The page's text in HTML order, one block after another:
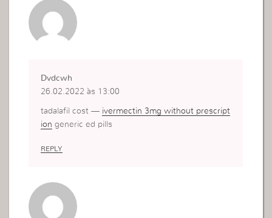
Dvdcwh
26.02.2022 às 13:00
tadalafil cost — ivermectin 3mg without prescript
ion generic ed pills
REPLY